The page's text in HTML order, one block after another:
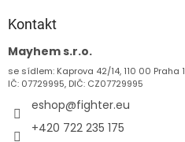
Kontakt
Mayhem s.r.o.
se sídlem: Kaprova 42/14, 110 00 Praha 1
IČ: 07729995, DIČ: CZ07729995
eshop@fighter.eu
+420 722 235 175